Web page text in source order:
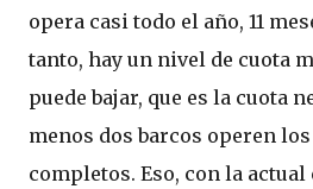
opera casi todo el año, 11
tanto, hay un nivel de cuota
puede bajar, que es la cuota
menos dos barcos operen los
completos. Eso, con la actual